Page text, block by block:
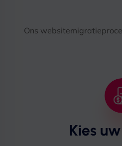
Ons
Kies